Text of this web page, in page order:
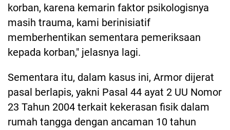
korban, karena kemarin faktor psikologisnya
masih trauma, kami berinisiatif
memberhentikan sementara pemeriksaan
kepada korban," jelasnya lagi.
Sementara itu, dalam kasus ini, Armor dijerat
pasal berlapis, yakni Pasal 44 ayat 2 UU Nomor
23 Tahun 2004 terkait kekerasan fisik dalam
rumah tangga dengan ancaman 10 tahun